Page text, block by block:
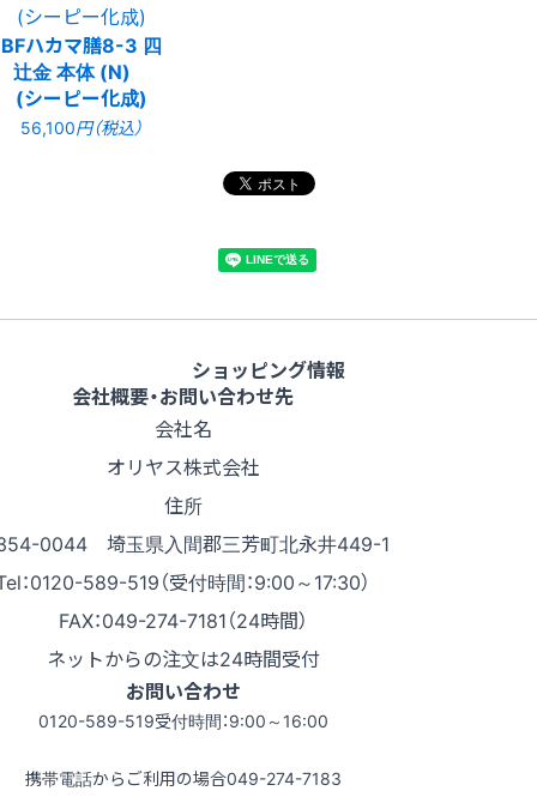
BFハカマ膳8-3 四
辻金 本体 (N)
(シーピー化成)
56,100円（税込）
ショッピング情報
会社概要・お問い合わせ先
会社名
オリヤス株式会社
住所
0044 埼玉県入間郡三芳町北永井449-1
：0120-589-519（受付時間：9:00～17:30）
FAX：049-274-7181（24時間）
ネットからの注文は24時間受付
お問い合わせ
0120-589-519受付時間：9:00～16:00
携帯電話からご利用の場合049-274-7183